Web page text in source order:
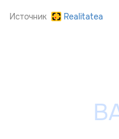
Источник Realitatea